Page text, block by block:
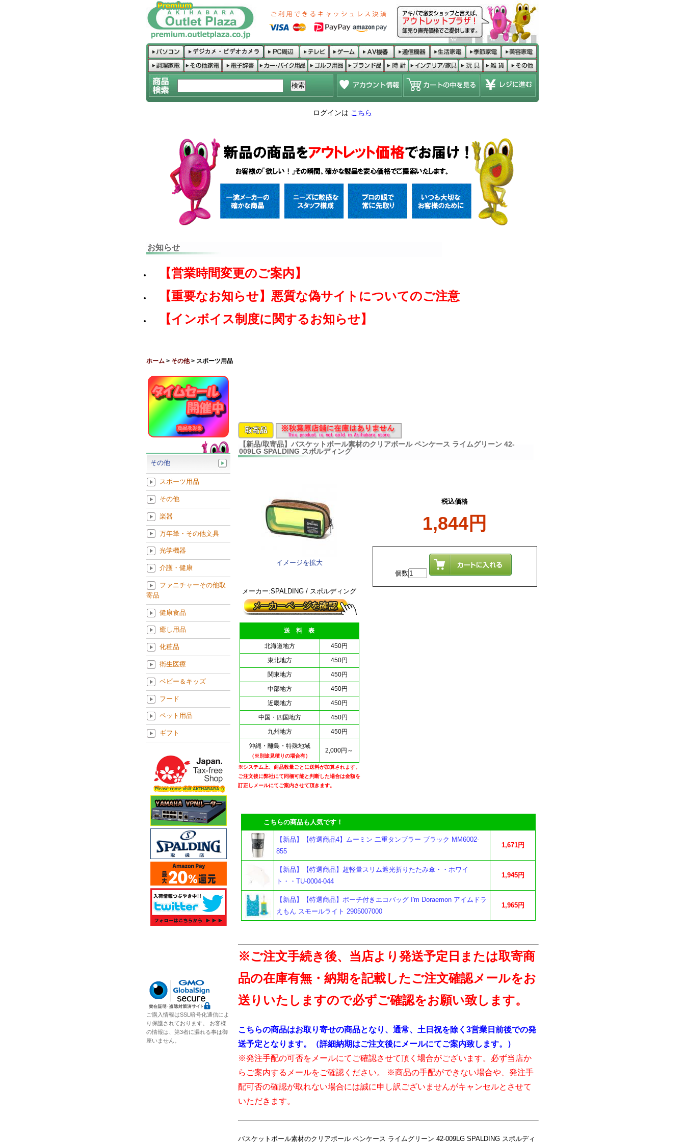
ログインは こちら
お知らせ
【営業時間変更のご案内】
【重要なお知らせ】悪質な偽サイトについてのご注意
【インボイス制度に関するお知らせ】
ホーム > その他> スポーツ用品
【新品/取寄品】バスケットボール素材のクリアボール ペンケース ライムグリーン 42-
009LG SPALDING スポルディング
イメージを拡大
メーカー:SPALDING / スポルディング
送 料 表
北海道地方
450円
東北地方
450円
関東地方
450円
中部地方
450円
近畿地方
450円
中国・四国地方
450円
九州地方
450円
沖縄・離島・特殊地域
（※別途見積りの場合有）
2,000円～
※システム上、商品数量ごとに送料が加算されます。
ご注文後に弊社にて同梱可能と判断した場合は金額を
訂正しメールにてご案内させて頂きます。
税込価格
1,844円
個数
こちらの商品も人気です！
【新品】【特選商品4】ムーミン 二重タンブラー ブラック MM6002-
855
1,671円
【新品】【特選商品】超軽量スリム遮光折りたたみ傘・・ホワイ
ト・・TU-0004-044
1,945円
【新品】【特選商品】ポーチ付きエコバッグ I'm Doraemon アイムドラ
えもん スモールライト 2905007000
1,965円
※ご注文手続き後、当店より発送予定日または取寄商
品の在庫有無・納期を記載したご注文確認メールをお
送りいたしますので必ずご確認をお願い致します。
こちらの商品はお取り寄せの商品となり、通常、土日祝を除く3営業日前後での発
送予定となります。（詳細納期はご注文後にメールにてご案内致します。）
※発注手配の可否をメールにてご確認させて頂く場合がございます。必ず当店か
らご案内するメールをご確認ください。 ※商品の手配ができない場合や、発注手
配可否の確認が取れない場合には誠に申し訳ございませんがキャンセルとさせて
いただきます。
バスケットボール素材のクリアボール ペンケース ライムグリーン 42-009LG SPALDING スポルディ
その他
スポーツ用品
その他
楽器
万年筆・その他文具
光学機器
介護・健康
ファニチャーその他取
寄品
健康食品
癒し用品
化粧品
衛生医療
ベビー＆キッズ
フード
ペット用品
ギフト
ご購入情報はSSL暗号化通信によ
り保護されております。 お客様
の情報は、第3者に漏れる事は御
座いません。